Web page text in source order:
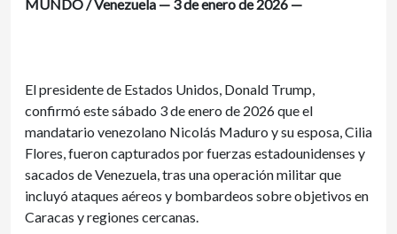
MUNDO / Venezuela — 3 de enero de 2026 —
El presidente de Estados Unidos, Donald Trump,
confirmó este sábado 3 de enero de 2026 que el
mandatario venezolano Nicolás Maduro y su esposa, Cilia
Flores, fueron capturados por fuerzas estadounidenses y
sacados de Venezuela, tras una operación militar que
incluyó ataques aéreos y bombardeos sobre objetivos en
Caracas y regiones cercanas.